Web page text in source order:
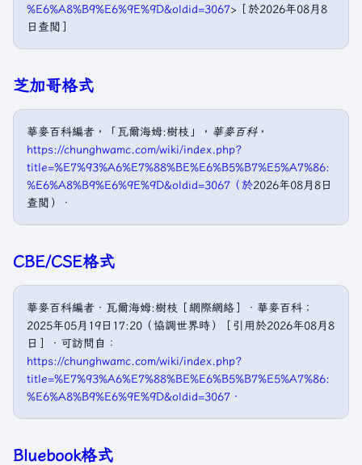
%E6%A8%B9%E6%9E%9D&oldid=3067>［於2026年08月8
日查閲］
芝加哥格式
華麥百科編者，「瓦爾海姆:樹枝」， 華麥百科，
https://chunghwamc.com/wiki/index.php?
title=%E7%93%A6%E7%88%BE%E6%B5%B7%E5%A7%86:
%E6%A8%B9%E6%9E%9D&oldid=3067（於2026年08月8日
查閲）．
CBE/CSE格式
華麥百科編者．瓦爾海姆:樹枝［網際網絡］．華麥百科；
2025年05月19日17:20（協調世界時）［引用於2026年08月8
日］．可訪問自：
https://chunghwamc.com/wiki/index.php?
title=%E7%93%A6%E7%88%BE%E6%B5%B7%E5%A7%86:
%E6%A8%B9%E6%9E%9D&oldid=3067．
Bluebook格式